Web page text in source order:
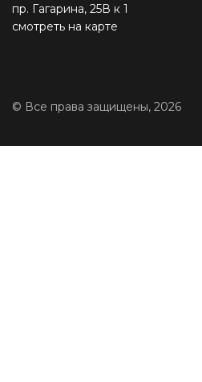
пр. Гагарина, 25В к 1
смотреть на карте
© Все права защищены, 2026